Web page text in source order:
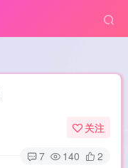
关注
7
140 2